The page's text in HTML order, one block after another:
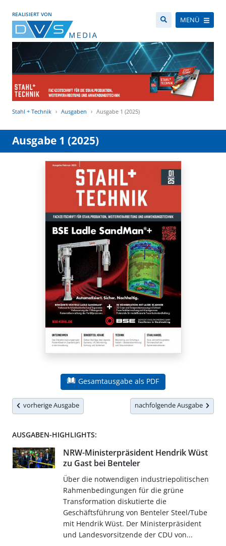
REALISIERT VON
MENÜ
Stahl + Technik Ausgaben Ausgabe 1 (2025)
Ausgabe 1 (2025)
Gesamtausgabe als PDF
vorherige Ausgabe nachfolgende Ausgabe
AUSGABEN-HIGHLIGHTS:
NRW-Ministerpräsident Hendrik Wüst
zu Gast bei Benteler
Über die notwendigen industriepolitischen
Rahmenbedingungen für die grüne
Transformation diskutierte die
Geschäftsführung von Benteler Steel/Tube
mit Hendrik Wüst. Der Ministerpräsident
und Landesvorsitzende der CDU von...